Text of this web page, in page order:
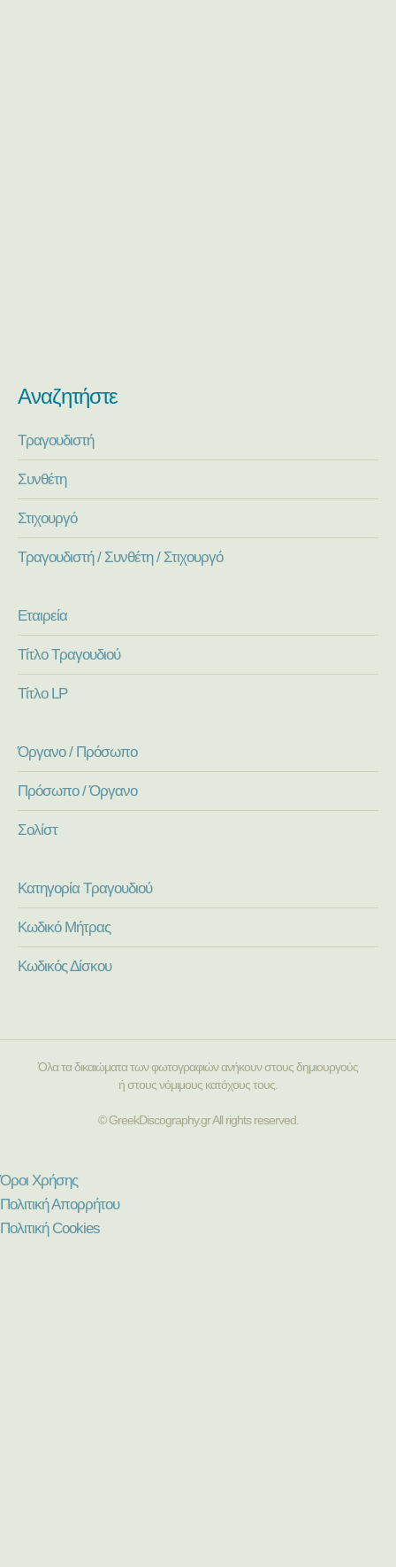
Αναζητήστε
Τραγουδιστή
Συνθέτη
Στιχουργό
Τραγουδιστή / Συνθέτη / Στιχουργό
Εταιρεία
Τίτλο Τραγουδιού
Τίτλο LP
Όργανο / Πρόσωπο
Πρόσωπο / Όργανο
Σολίστ
Κατηγορία Τραγουδιού
Κωδικό Μήτρας
Κωδικός Δίσκου
Όλα τα δικαιώματα των φωτογραφιών ανήκουν στους δημιουργούς
ή στους νόμιμους κατόχους τους.
© GreekDiscography.gr All rights reserved.
Όροι Χρήσης
Πολιτική Απορρήτου
Πολιτική Cookies